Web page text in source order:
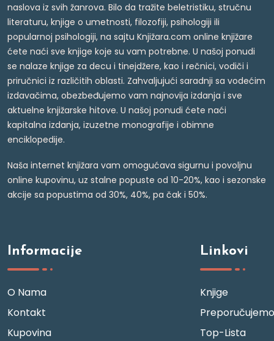
naslova iz svih žanrova. Bilo da tražite beletristiku, stručnu
literaturu, knjige o umetnosti, filozofiji, psihologiji ili
popularnoj psihologiji, na sajtu Knjižara.com online knjižare
ćete naći sve knjige koje su vam potrebne. U našoj ponudi
se nalaze knjige za decu i tinejdžere, kao i rečnici, vodiči i
priručnici iz različitih oblasti. Zahvaljujući saradnji sa vodećim
izdavačima, obezbeđujemo vam najnovija izdanja i sve
aktuelne knjižarske hitove. U našoj ponudi ćete naći
kapitalna izdanja, izuzetne monografije i obimne
enciklopedije.
Naša internet knjižara vam omogućava sigurnu i povoljnu
online kupovinu, uz stalne popuste od 10-20%, kao i sezonske
akcije sa popustima od 30%, 40%, pa čak i 50%.
Informacije
O Nama
Kontakt
Kupovina
Linkovi
Knjige
Preporučujemo
Top-Lista